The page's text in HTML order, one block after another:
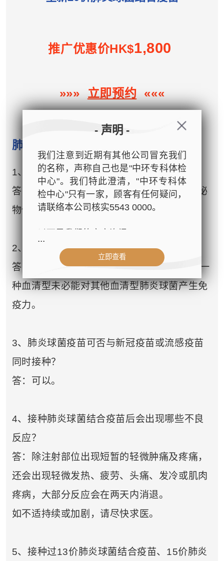
推广优惠价HK$1,800
»»» 立即预约 «««
肺炎球菌感染常见问题
1、点解会感染肺炎球菌？
答：肺炎球菌常见于上呼吸道，经飞沫或分泌
物传播。
2、曾染过肺炎球菌疾病，会否再次感染？
答：肺炎球菌有超遇90种血清型，患患过某一
种血清型未必能对其他血清型肺炎球菌产生免
疫力。
3、肺炎球菌疫苗可否与新冠疫苗或流感疫苗
同时接种？
答：可以。
4、接种肺炎球菌结合疫苗后会出现哪些不良
反应？
答：除注射部位出现短暂的轻微肿痛及疼痛，
还会出现轻微发热、疲劳、头痛、发冷或肌肉
疼病，大部分反应会在两天内消退。
如不适持续或加剧，请尽快求医。
5、接种过13价肺炎球菌结合疫苗、15价肺炎
- 声明 -
我们注意到近期有其他公司冒充我们
的名称，声称自己也是"中环专科体检
中心"。我们特此澄清，"中环专科体
检中心"只有一家，顾客有任何疑问，
请联络本公司核实5543 0000。
- 公司名称：中环专科体检中心（The
- 地址：香港皇后大道中99号中环中
- WhatsApp：(852) 5543 0000
- 电子邮箱：
cs@tchc.hk
“中环专科体检中心”致力为关注健康
持！
祝您健康愉快！
...
立即查看